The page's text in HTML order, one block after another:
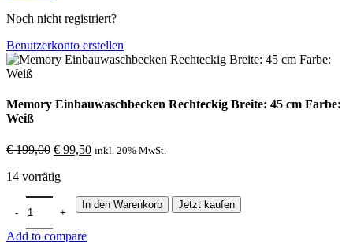
Noch nicht registriert?
Benutzerkonto erstellen
Memory Einbauwaschbecken Rechteckig Breite: 45 cm Farbe:
Weiß
€199,00 Ursprünglicher
war:
€ 99,50Aktueller
inkl. 20% MwSt.
14 vorrätig
Memory Einbauwaschbecken Rechteckig Breite: 45 cm Farbe: Weiß
In den Warenkorb Jetzt kaufen
Add to compare